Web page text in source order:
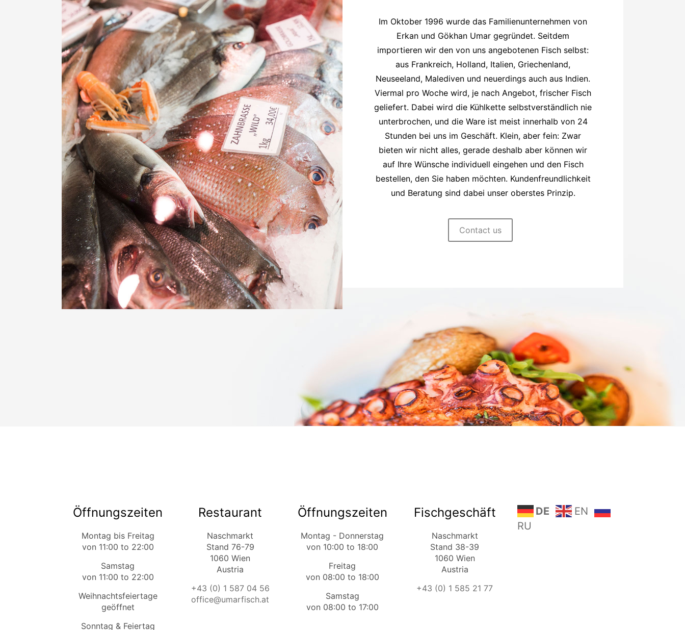
Im Oktober 1996 wurde das Familienunternehmen von
Erkan und Gökhan Umar gegründet. Seitdem
importieren wir den von uns angebotenen Fisch selbst:
aus Frankreich, Holland, Italien, Griechenland,
Neuseeland, Malediven und neuerdings auch aus Indien.
Viermal pro Woche wird, je nach Angebot, frischer Fisch
geliefert. Dabei wird die Kühlkette selbstverständlich nie
unterbrochen, und die Ware ist meist innerhalb von 24
Stunden bei uns im Geschäft. Klein, aber fein: Zwar
bieten wir nicht alles, gerade deshalb aber können wir
auf Ihre Wünsche individuell eingehen und den Fisch
bestellen, den Sie haben möchten. Kundenfreundlichkeit
und Beratung sind dabei unser oberstes Prinzip.
Contact us
Öffnungszeiten
Montag bis Freitag
von 11:00 to 22:00
Samstag
von 11:00 to 22:00
Weihnachtsfeiertage
geöffnet
Sonntag & Feiertag
Restaurant
Naschmarkt
Stand 76-79
1060 Wien
Austria
+43 (0) 1 587 04 56
office@umarfisch.at
Öffnungszeiten
Montag - Donnerstag
von 10:00 to 18:00
Freitag
von 08:00 to 18:00
Samstag
von 08:00 to 17:00
Fischgeschäft
Naschmarkt
Stand 38-39
1060 Wien
Austria
+43 (0) 1 585 21 77
DE
EN
RU